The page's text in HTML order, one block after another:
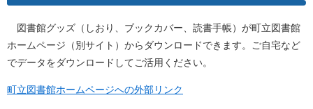
図書館グッズ（しおり、ブックカバー、読書手帳）が町立図書館
ホームページ（別サイト）からダウンロードできます。ご自宅など
でデータをダウンロードしてご活用ください。
町立図書館ホームページへの外部リンク